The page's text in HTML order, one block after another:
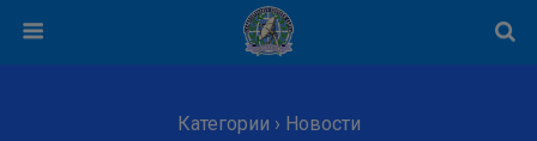
Категории › Новости